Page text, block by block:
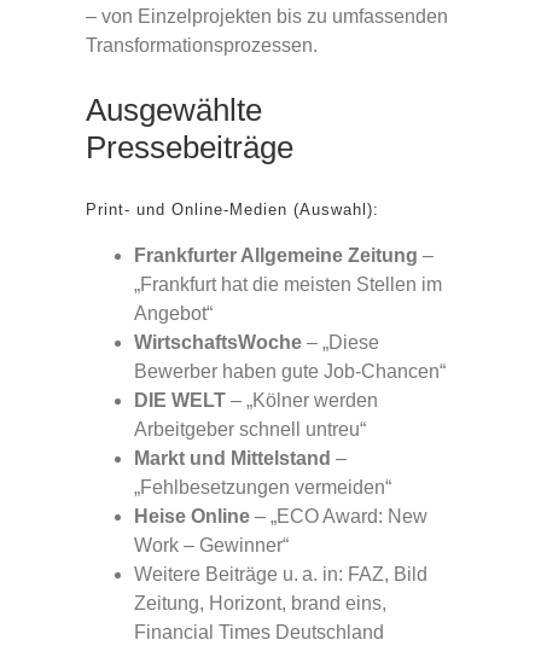
– von Einzelprojekten bis zu umfassenden
Transformationsprozessen.
Ausgewählte
Pressebeiträge
Print- und Online-Medien (Auswahl):
Frankfurter Allgemeine Zeitung –
„Frankfurt hat die meisten Stellen im
Angebot“
WirtschaftsWoche– „Diese
Bewerber haben gute Job-Chancen“
DIE WELT– „Kölner werden
Arbeitgeber schnell untreu“
Markt und Mittelstand –
„Fehlbesetzungen vermeiden“
Heise Online– „ECO Award: New
Work – Gewinner“
Weitere Beiträge u. a. in: FAZ, Bild
Zeitung, Horizont, brand eins,
Financial Times Deutschland